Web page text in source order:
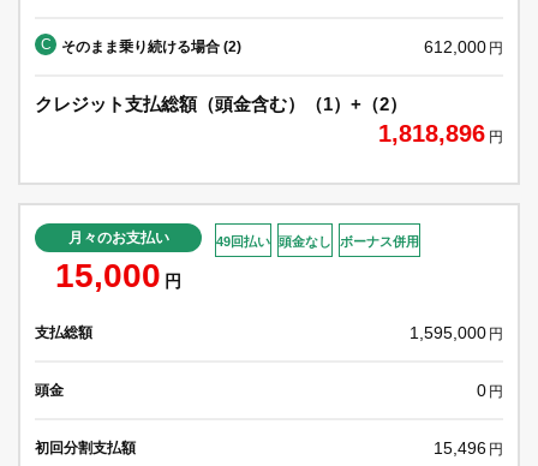
C そのまま乗り続ける場合 (2) 612,000 円
クレジット支払総額（頭金含む）（1）+（2）
1,818,896 円
月々のお支払い
15,000 円
49回払い 頭金なし ボーナス併用
支払総額 1,595,000 円
頭金 0 円
初回分割支払額 15,496 円